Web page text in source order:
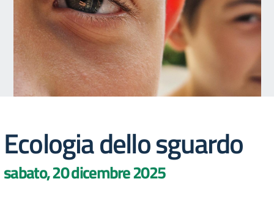
Ecologia dello sguardo
sabato, 20 dicembre 2025